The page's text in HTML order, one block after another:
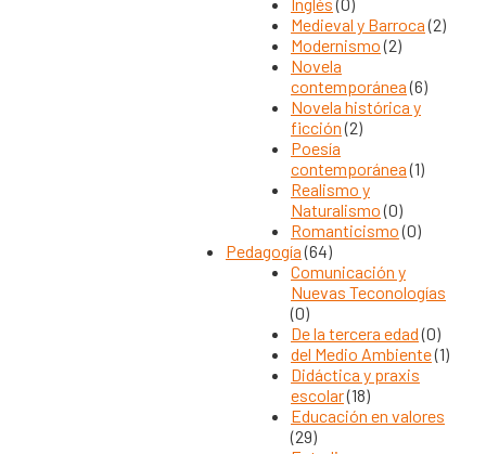
Inglés (0)
Medieval y Barroca (2)
Modernismo (2)
Novela
contemporánea (6)
Novela histórica y
ficción (2)
Poesía
contemporánea (1)
Realismo y
Naturalismo (0)
Romanticismo (0)
Pedagogía (64)
Comunicación y
Nuevas Teconologías
(0)
De la tercera edad (0)
del Medio Ambiente(1)
Didáctica y praxis
escolar(18)
Educación en valores
(29)